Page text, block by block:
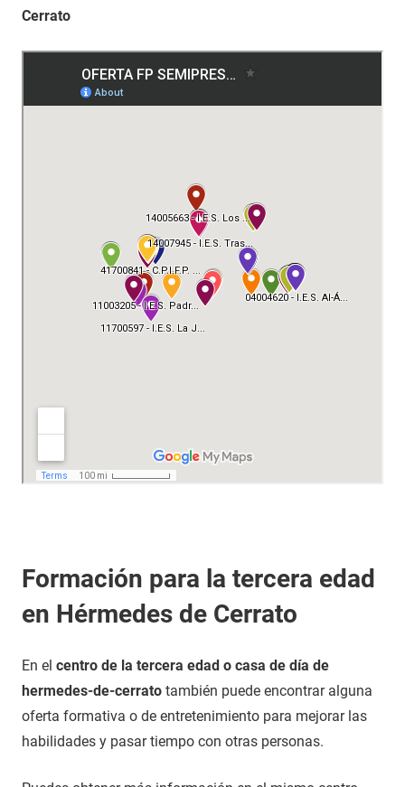
Cerrato
Formación para la tercera edad
en Hérmedes de Cerrato
En el centro de la tercera edad o casa de día de
hermedes-de-cerrato también puede encontrar alguna
oferta formativa o de entretenimiento para mejorar las
habilidades y pasar tiempo con otras personas.